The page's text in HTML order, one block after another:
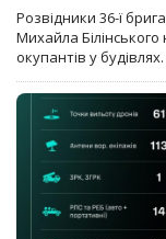
Розвідники 36-ї
Михайла
окупантів у будівлях.